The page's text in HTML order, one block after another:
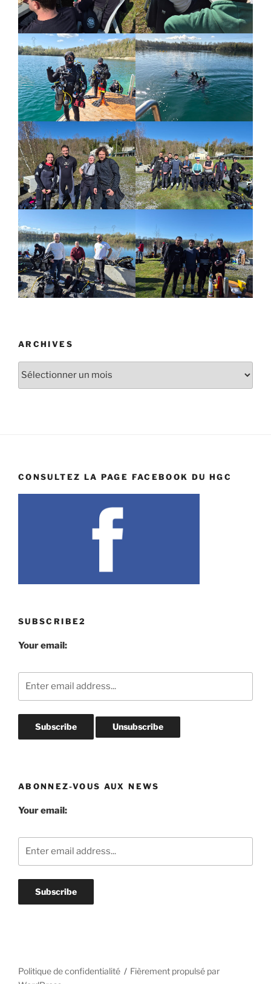
ARCHIVES
Archives
CONSULTEZ LA PAGE FACEBOOK DU HGC
SUBSCRIBE2
Your email:
ABONNEZ-VOUS AUX NEWS
Your email:
Politique de confidentialité
Fièrement propulsé par